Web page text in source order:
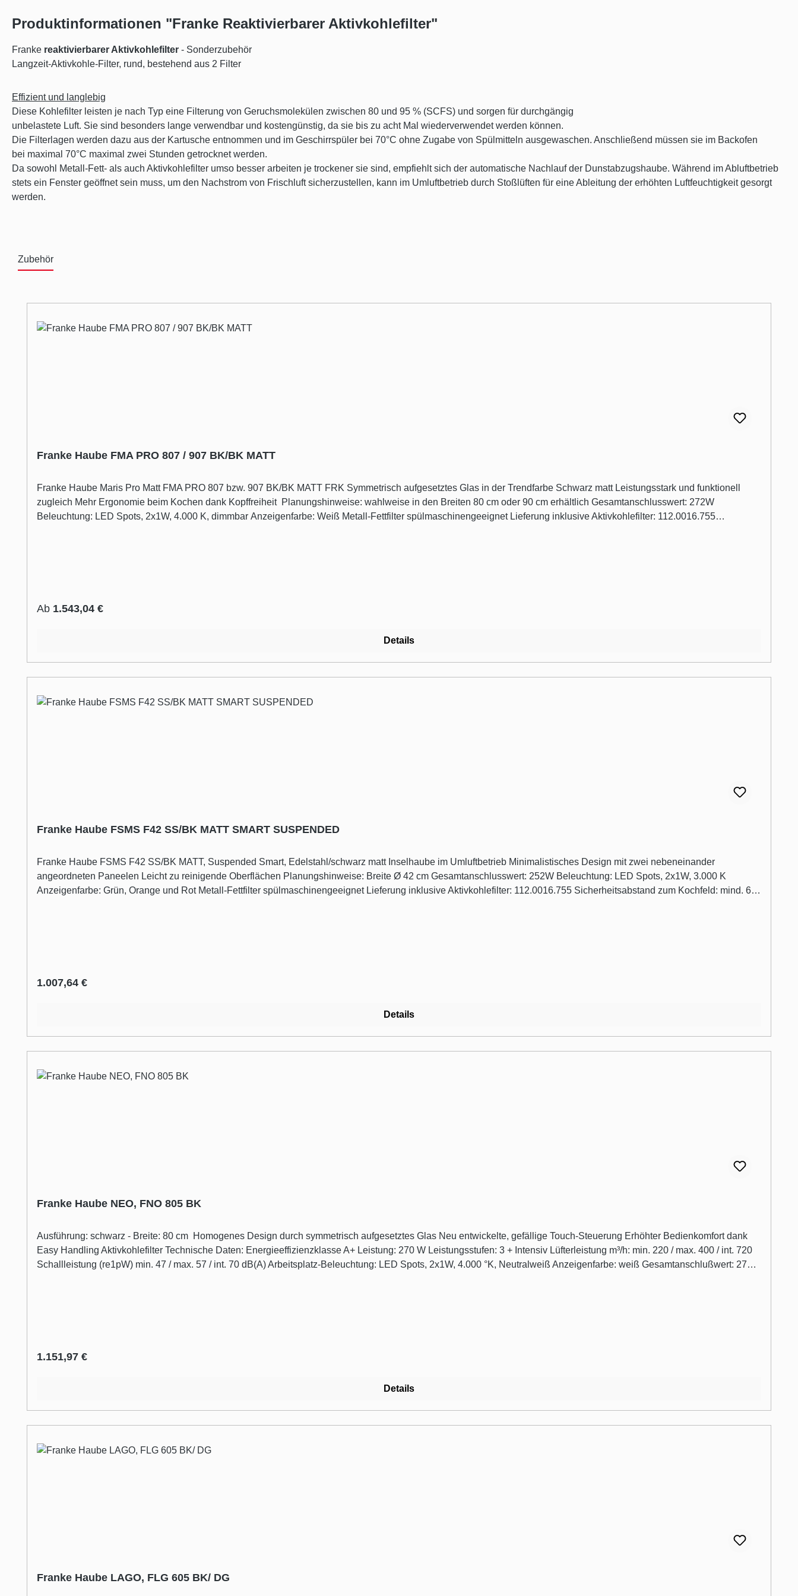
Produktinformationen "Franke Reaktivierbarer Aktivkohlefilter"
Franke reaktivierbarer Aktivkohlefilter - Sonderzubehör
Langzeit-Aktivkohle-Filter, rund, bestehend aus 2 Filter
Effizient und langlebig
Diese Kohlefilter leisten je nach Typ eine Filterung von Geruchsmolekülen zwischen 80 und 95 % (SCFS) und sorgen für durchgängig
unbelastete Luft. Sie sind besonders lange verwendbar und kostengünstig, da sie bis zu acht Mal wiederverwendet werden können.
Die Filterlagen werden dazu aus der Kartusche entnommen und im Geschirrspüler bei 70°C ohne Zugabe von Spülmitteln ausgewaschen. Anschließend müssen sie im Backofen
bei maximal 70°C maximal zwei Stunden getrocknet werden.
Da sowohl Metall-Fett- als auch Aktivkohlefilter umso besser arbeiten je trockener sie sind, empfiehlt sich der automatische Nachlauf der Dunstabzugshaube. Während im Abluftbetrieb
stets ein Fenster geöffnet sein muss, um den Nachstrom von Frischluft sicherzustellen, kann im Umluftbetrieb durch Stoßlüften für eine Ableitung der erhöhten Luftfeuchtigkeit gesorgt
werden.
Zubehör
Franke Haube FMA PRO 807 / 907 BK/BK MATT
Franke Haube Maris Pro Matt FMA PRO 807 bzw. 907 BK/BK MATT FRK Symmetrisch aufgesetztes Glas in der Trendfarbe Schwarz matt Leistungsstark und funktionell
zugleich Mehr Ergonomie beim Kochen dank Kopffreiheit Planungshinweise: wahlweise in den Breiten 80 cm oder 90 cm erhältlich Gesamtanschlusswert: 272W
Beleuchtung: LED Spots, 2x1W, 4.000 K, dimmbar Anzeigenfarbe: Weiß Metall-Fettfilter spülmaschinengeeignet Lieferung inklusive Aktivkohlefilter: 112.0016.755
Regulärer Preis:
Ab 1.543,04 €
Details
Franke Haube FSMS F42 SS/BK MATT SMART SUSPENDED
Franke Haube FSMS F42 SS/BK MATT, Suspended Smart, Edelstahl/schwarz matt Inselhaube im Umluftbetrieb Minimalistisches Design mit zwei nebeneinander
angeordneten Paneelen Leicht zu reinigende Oberflächen Planungshinweise: Breite Ø 42 cm Gesamtanschlusswert: 252W Beleuchtung: LED Spots, 2x1W, 3.000 K
Anzeigenfarbe: Grün, Orange und Rot Metall-Fettfilter spülmaschinengeeignet Lieferung inklusive Aktivkohlefilter: 112.0016.755 Sicherheitsabstand zum Kochfeld: mind. 65
Regulärer Preis:
1.007,64 €
Details
Franke Haube NEO, FNO 805 BK
Ausführung: schwarz - Breite: 80 cm Homogenes Design durch symmetrisch aufgesetztes Glas Neu entwickelte, gefällige Touch-Steuerung Erhöhter Bedienkomfort dank
Easy Handling Aktivkohlefilter Technische Daten: Energieeffizienzklasse A+ Leistung: 270 W Leistungsstufen: 3 + Intensiv Lüfterleistung m³/h: min. 220 / max. 400 / int. 720
Schallleistung (re1pW) min. 47 / max. 57 / int. 70 dB(A) Arbeitsplatz-Beleuchtung: LED Spots, 2x1W, 4.000 °K, Neutralweiß Anzeigenfarbe: weiß Gesamtanschlußwert: 272
Regulärer Preis:
1.151,97 €
Details
Franke Haube LAGO, FLG 605 BK/ DG